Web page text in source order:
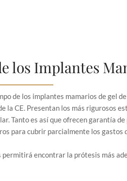
los Implantes
de los implantes mamarios de gel
la CE. Presentan los más rigurosos
Tanto es así que ofrecen garantía
para cubrir parcialmente los gastos
encontrar la prótesis más